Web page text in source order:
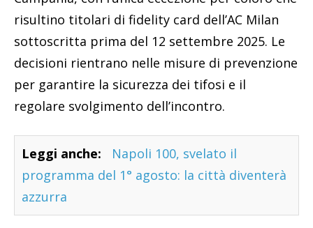
risultino titolari di fidelity card dell’AC Milan
sottoscritta prima del 12 settembre 2025. Le
decisioni rientrano nelle misure di prevenzione
per garantire la sicurezza dei tifosi e il
regolare svolgimento dell’incontro.
Leggi anche:
Napoli 100, svelato il
programma del 1° agosto: la città diventerà
azzurra